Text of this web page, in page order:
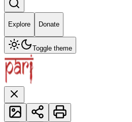
Explore Donate
Toggle theme